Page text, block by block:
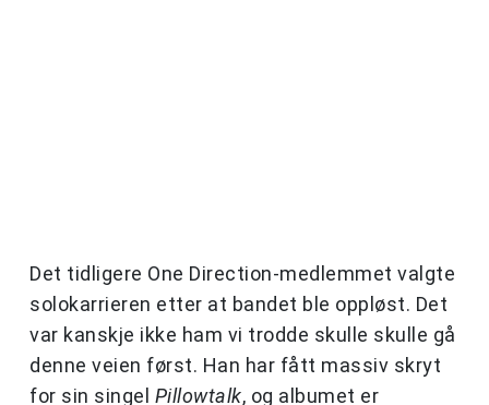
Det tidligere One Direction-medlemmet valgte
solokarrieren etter at bandet ble oppløst. Det
var kanskje ikke ham vi trodde skulle skulle gå
denne veien først. Han har fått massiv skryt
for sin singel Pillowtalk, og albumet er